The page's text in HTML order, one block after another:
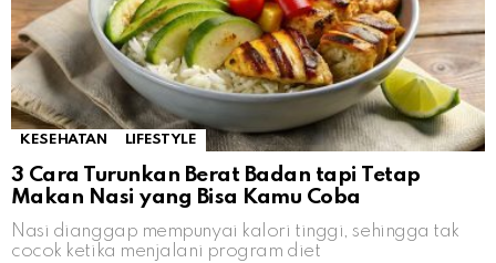
KESEHATAN LIFESTYLE
3 Cara Turunkan Berat Badan tapi Tetap
Makan Nasi yang Bisa Kamu Coba
Nasi dianggap mempunyai kalori tinggi, sehingga tak
cocok ketika menjalani program diet